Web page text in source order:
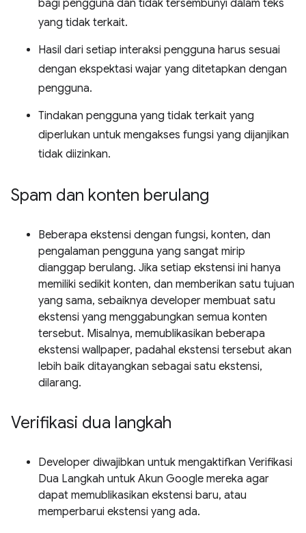
bagi pengguna dan tidak tersembunyi dalam teks
yang tidak terkait.
Hasil dari setiap interaksi pengguna harus sesuai
dengan ekspektasi wajar yang ditetapkan dengan
pengguna.
Tindakan pengguna yang tidak terkait yang
diperlukan untuk mengakses fungsi yang dijanjikan
tidak diizinkan.
Spam dan konten berulang
Beberapa ekstensi dengan fungsi, konten, dan
pengalaman pengguna yang sangat mirip
dianggap berulang. Jika setiap ekstensi ini hanya
memiliki sedikit konten, dan memberikan satu tujuan
yang sama, sebaiknya developer membuat satu
ekstensi yang menggabungkan semua konten
tersebut. Misalnya, memublikasikan beberapa
ekstensi wallpaper, padahal ekstensi tersebut akan
lebih baik ditayangkan sebagai satu ekstensi,
dilarang.
Verifikasi dua langkah
Developer diwajibkan untuk mengaktifkan Verifikasi
Dua Langkah untuk Akun Google mereka agar
dapat memublikasikan ekstensi baru, atau
memperbarui ekstensi yang ada.